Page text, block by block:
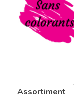
Assortiment